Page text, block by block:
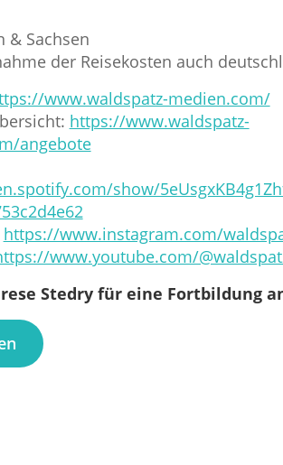
& Sachsen
der Reisekosten auch
www.waldspatz-medien.com/
https://www.waldspatz-
angebote
show/
https://www.instagram.com/
www.youtube.com/
Stedry für eine Fortbildung